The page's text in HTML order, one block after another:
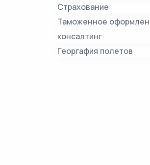
Страхование
Таможенное
консалтинг
Георгафия полетов